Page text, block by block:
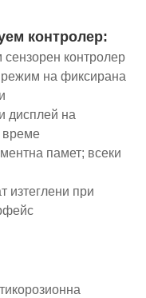
контролер:
сензорен контролер
режим на фиксирана
дисплей на
време
памет; всеки
изтеглени при